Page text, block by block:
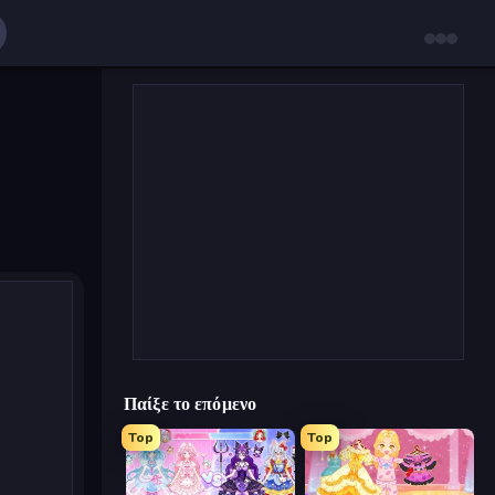
Παίξε το επόμενο
Top Top